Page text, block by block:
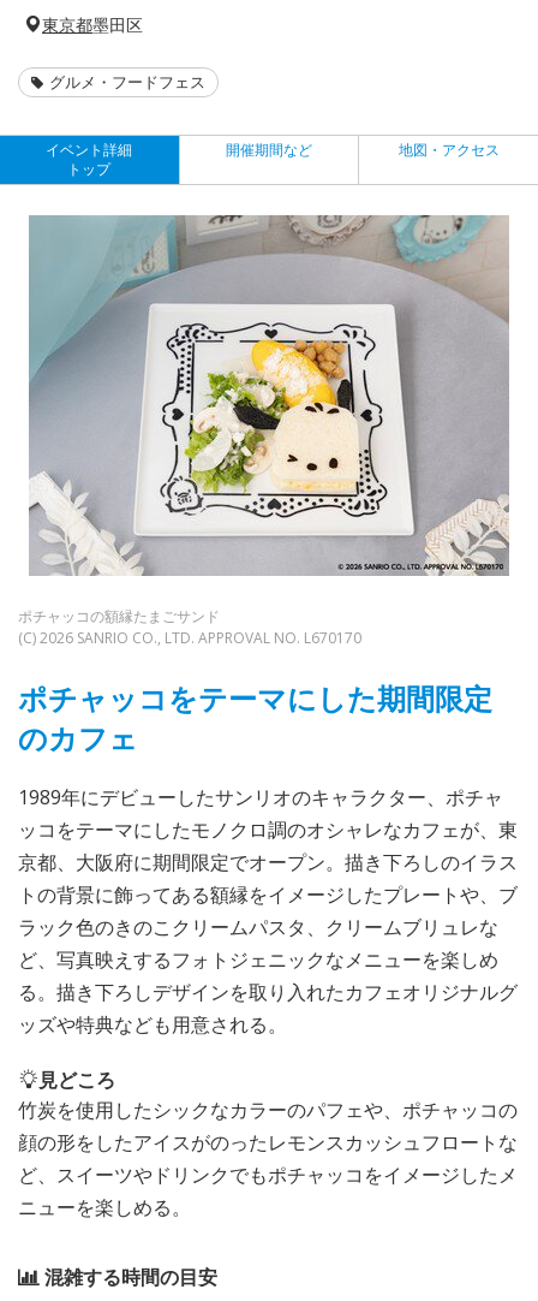
東京都墨田区
グルメ・フードフェス
イベント詳細
トップ
開催期間など 地図・アクセス
ポチャッコの額縁たまごサンド
(C) 2026 SANRIO CO., LTD. APPROVAL NO. L670170
ポチャッコをテーマにした期間限定
のカフェ
1989年にデビューしたサンリオのキャラクター、ポチャ
ッコをテーマにしたモノクロ調のオシャレなカフェが、東
京都、大阪府に期間限定でオープン。描き下ろしのイラス
トの背景に飾ってある額縁をイメージしたプレートや、ブ
ラック色のきのこクリームパスタ、クリームブリュレな
ど、写真映えするフォトジェニックなメニューを楽しめ
る。描き下ろしデザインを取り入れたカフェオリジナルグ
ッズや特典なども用意される。
見どころ
竹炭を使用したシックなカラーのパフェや、ポチャッコの
顔の形をしたアイスがのったレモンスカッシュフロートな
ど、スイーツやドリンクでもポチャッコをイメージしたメ
ニューを楽しめる。
混雑する時間の目安